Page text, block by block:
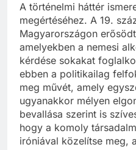
A történelmi háttér
megértéséhez. A 19.
Magyarországon
amelyekben a nemesi
kérdése sokakat
ebben a politikailag
meg művét, amely
ugyanakkor mélyen
bevallása szerint is
hogy a komoly
iróniával közelítse meg,